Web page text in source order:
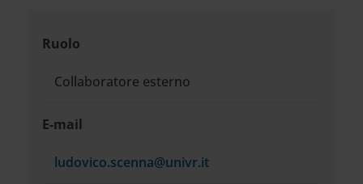
Informazioni
contatto
Ruolo
Collaboratore esterno
E-mail
ludovico.scenna@univr.it